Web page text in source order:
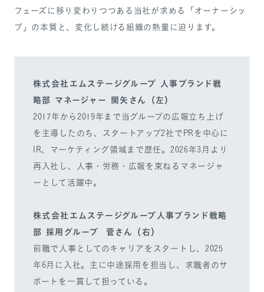
フェーズに移り変わりつつある当社が求める「オーナーシッ
プ」の本質と、変化し続ける組織の熱量に迫ります。
株式会社エムステージグループ 人事ブランド戦
略部 マネージャー 関矢さん（左）
2017年から2019年まで当グループの広報立ち上げ
を主導したのち、スタートアップ2社でPRを中心に
IR、マーケティング領域まで歴任。2026年3月より
再入社し、人事・労務・広報を束ねるマネージャ
ーとして活躍中。
株式会社エムステージグループ人事ブランド戦略
部 採用グループ 菅さん（右）
前職で人事としてのキャリアをスタートし、2025
年6月に入社。主に中途採用を担当し、求職者のサ
ポートを一貫して担っている。